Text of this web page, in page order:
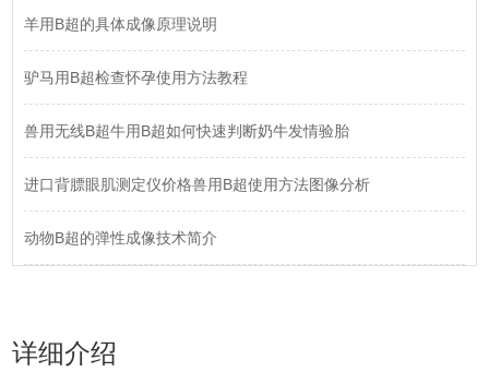
羊用B超的具体成像原理说明
驴马用B超检查怀孕使用方法教程
兽用无线B超牛用B超如何快速判断奶牛发情验胎
进口背膘眼肌测定仪价格兽用B超使用方法图像分析
动物B超的弹性成像技术简介
详细介绍